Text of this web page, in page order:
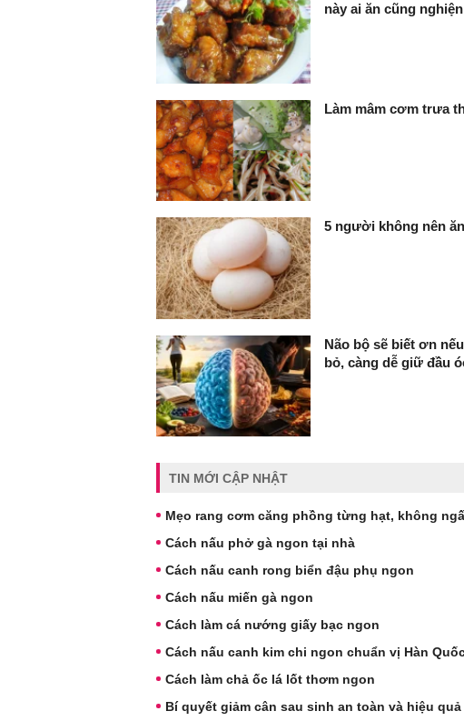
này ai ăn cũng nghiện
Làm mâm cơm trưa
5 người không nên
Não bộ sẽ biết ơn
bỏ, càng dễ giữ đầu
TIN MỚI CẬP NHẬT
Mẹo rang cơm căng phồng từng hạt, không
Cách nấu phở gà ngon tại nhà
Cách nấu canh rong biển đậu phụ ngon
Cách nấu miến gà ngon
Cách làm cá nướng giấy bạc ngon
Cách nấu canh kim chi ngon chuẩn vị Hàn
Cách làm chả ốc lá lốt thơm ngon
Bí quyết giảm cân sau sinh an toàn và hiệu